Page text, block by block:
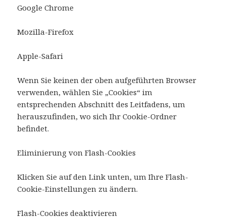
Google Chrome
Mozilla-Firefox
Apple-Safari
Wenn Sie keinen der oben aufgeführten Browser
verwenden, wählen Sie „Cookies“ im
entsprechenden Abschnitt des Leitfadens, um
herauszufinden, wo sich Ihr Cookie-Ordner
befindet.
Eliminierung von Flash-Cookies
Klicken Sie auf den Link unten, um Ihre Flash-
Cookie-Einstellungen zu ändern.
Flash-Cookies deaktivieren